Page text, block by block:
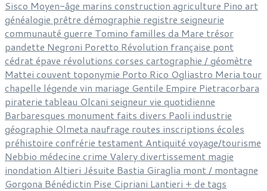
Sisco Moyen-âge marins construction agriculture Pino art
généalogie prêtre démographie registre seigneurie
communauté guerre Tomino familles da Mare trésor
pandette Negroni Poretto Révolution française pont
cédratépave révolutions corses cartographie / géomètre
Mattei couvent toponymie Porto Rico Ogliastro Meria tour
chapelle légende vin mariage Gentile Empire Pietracorbara
piraterie tableau Olcani seigneurvie quotidienne
Barbaresques monument faits divers Paoli industrie
géographie Olmeta naufrage routes inscriptions écoles
préhistoire confrérie testament Antiquité voyage/tourisme
Nebbio médecine crime Valerydivertissement magie
inondation Altieri Jésuite Bastia Giraglia mont / montagne
Gorgona Bénédictin Pise Cipriani Lantieri + de tags